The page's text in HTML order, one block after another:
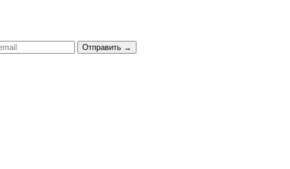
Отправить →